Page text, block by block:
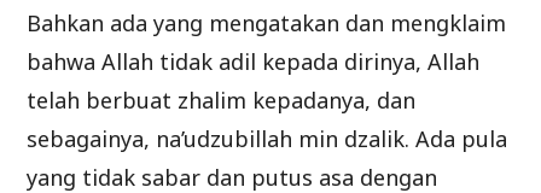
Bahkan ada yang mengatakan dan mengklaim
bahwa Allah tidak adil kepada dirinya, Allah
telah berbuat zhalim kepadanya, dan
sebagainya, na’udzubillah min dzalik. Ada pula
yang tidak sabar dan putus asa dengan